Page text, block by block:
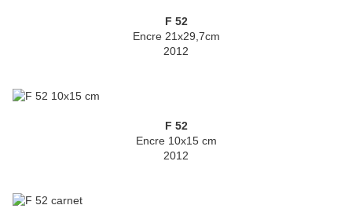
F 52
Encre 21x29,7cm
2012
F 52
Encre 10x15 cm
2012